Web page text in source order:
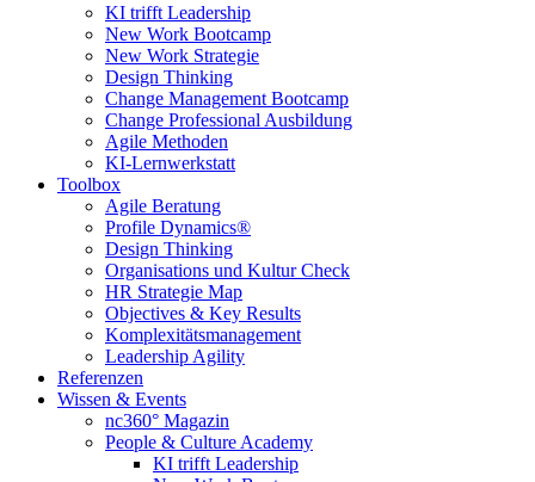
KI trifft Leadership
New Work Bootcamp
New Work Strategie
Design Thinking
Change Management Bootcamp
Change Professional Ausbildung
Agile Methoden
KI-Lernwerkstatt
Toolbox
Agile Beratung
Profile Dynamics®
Design Thinking
Organisations und Kultur Check
HR Strategie Map
Objectives & Key Results
Komplexitätsmanagement
Leadership Agility
Referenzen
Wissen & Events
nc360° Magazin
People & Culture Academy
KI trifft Leadership